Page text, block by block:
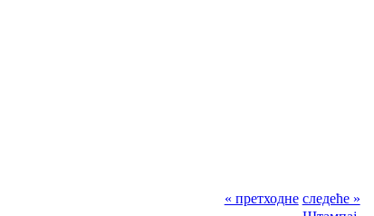
« претходне следеће »